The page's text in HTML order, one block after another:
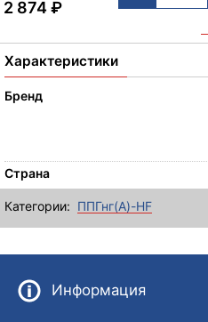
2 874₽
Характеристики
Бренд
Страна
Категории: ППГнг(А)-HF
Информация